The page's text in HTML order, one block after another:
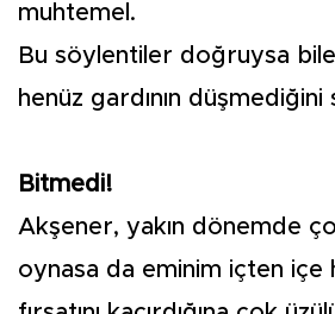
muhtemel.
Bu söylentiler doğruysa
henüz gardının
Bitmedi!
Akşener, yakın dönemde
oynasa da eminim içten içe